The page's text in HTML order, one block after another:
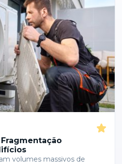
volumes massivos de